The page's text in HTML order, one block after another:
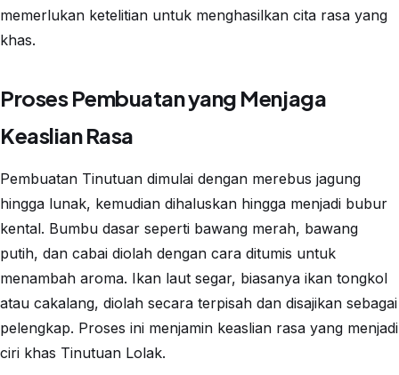
memerlukan ketelitian untuk menghasilkan cita rasa yang
khas.
Proses Pembuatan yang Menjaga
Keaslian Rasa
Pembuatan Tinutuan dimulai dengan merebus jagung
hingga lunak, kemudian dihaluskan hingga menjadi bubur
kental. Bumbu dasar seperti bawang merah, bawang
putih, dan cabai diolah dengan cara ditumis untuk
menambah aroma. Ikan laut segar, biasanya ikan tongkol
atau cakalang, diolah secara terpisah dan disajikan sebagai
pelengkap. Proses ini menjamin keaslian rasa yang menjadi
ciri khas Tinutuan Lolak.